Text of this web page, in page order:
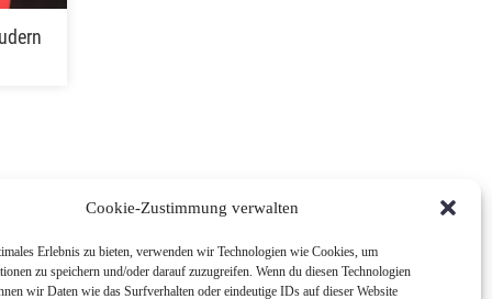
Cookie-Zustimmung verwalten
Erlebnis zu bieten, verwenden wir Technologien wie Cookies, um
zu speichern und/oder darauf zuzugreifen. Wenn du diesen Technologien
wir Daten wie das Surfverhalten oder eindeutige IDs auf dieser Website